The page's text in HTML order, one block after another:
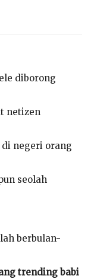
diborong
netizen
negeri orang
seolah
berbulan-
trending babi